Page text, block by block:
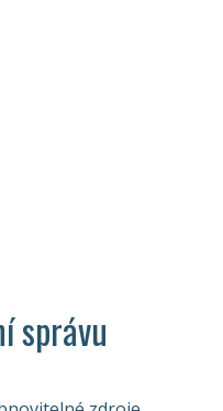
správu